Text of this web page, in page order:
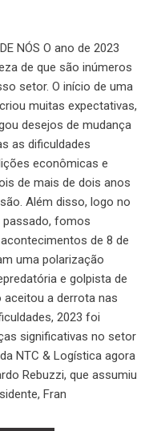
NÓS O ano de 2023
de que são inúmeros
setor. O início de uma
muitas expectativas,
desejos de mudança
as dificuldades
econômicas e
de mais de dois anos
Além disso, logo no
fomos
de 8 de
uma polarização
e golpista de
aceitou a derrota nas
2023 foi
significativas no setor
NTC & Logística agora
Rebuzzi, que assumiu
Fran